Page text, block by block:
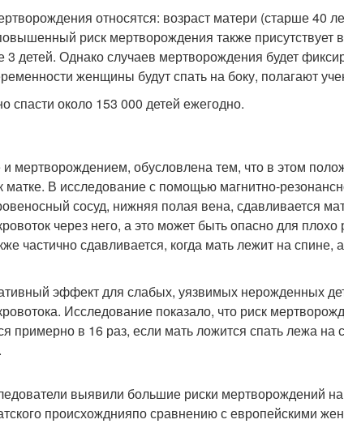
относятся: возраст матери (старше 40
риск мертворождения также присутствует
детей. Однако случаев мертворождения будет
женщины будут спать на боку, полагают
спасти около 153 000 детей ежегодно.
мертворождением, обусловлена тем, что в этом
матке. В исследование с помощью магнитно-
сосуд, нижняя полая вена, сдавливается
через него, а это может быть опасно для
частично сдавливается, когда мать лежит на спине,
эффект для слабых, уязвимых нерожденных
Исследование показало, что риск
примерно в 16 раз, если мать ложится спать лежа на
выявили большие риски мертворождений
происхожднияпо сравнению с европейскими